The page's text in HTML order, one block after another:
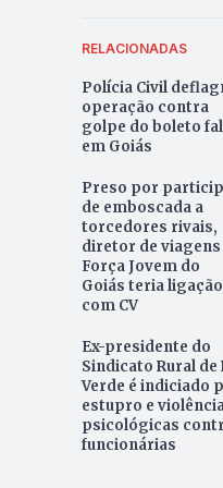
RELACIONADAS
Polícia Civil
operação contra
golpe do boleto
em Goiás
Preso por
de emboscada a
torcedores rivais,
diretor de viagens
Força Jovem do
Goiás teria ligação
com CV
Ex-presidente do
Sindicato Rural de
Verde é indiciado
estupro e
psicológicas
funcionárias